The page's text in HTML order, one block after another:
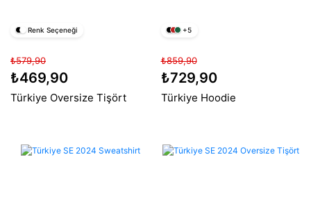
Renk Seçeneği
₺579,90
₺469,90
Türkiye Oversize Tişört
+5
₺859,90
₺729,90
Türkiye Hoodie